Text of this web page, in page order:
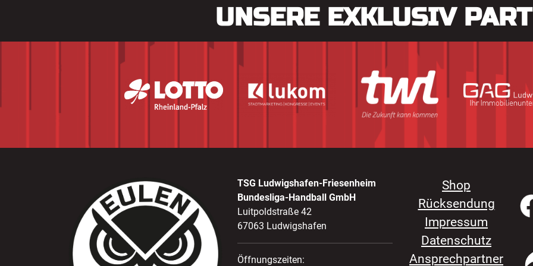
UNSERE EXKLUSIV
TSG Ludwigshafen-Friesenheim
Bundesliga-Handball GmbH
Luitpoldstraße 42
67063 Ludwigshafen
Öffnungszeiten:
Shop
Rücksendung
Impressum
Datenschutz
Ansprechpartner